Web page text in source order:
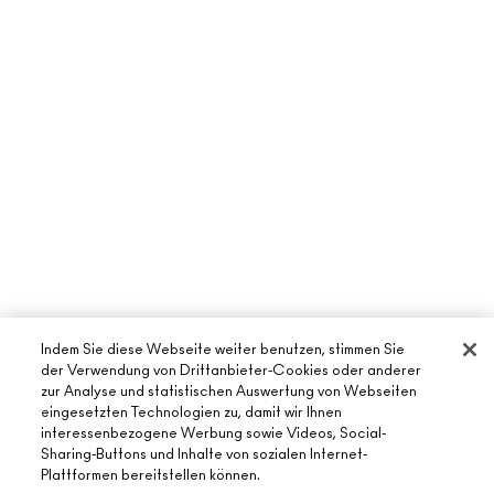
Indem Sie diese Webseite weiter benutzen, stimmen Sie
der Verwendung von Drittanbieter-Cookies oder anderer
zur Analyse und statistischen Auswertung von Webseiten
eingesetzten Technologien zu, damit wir Ihnen
interessenbezogene Werbung sowie Videos, Social-
Sharing-Buttons und Inhalte von sozialen Internet-
Plattformen bereitstellen können.